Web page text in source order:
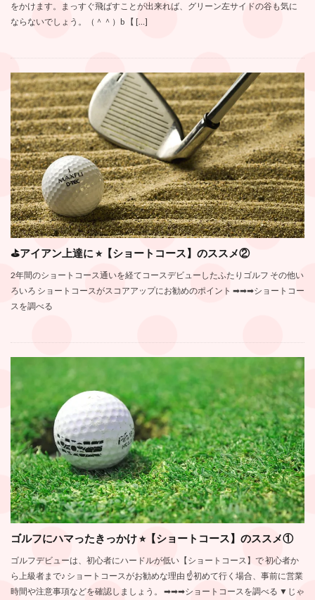
をかけます。まっすぐ飛ばすことが出来れば、グリーン左サイドの谷も気に
ならないでしょう。（＾＾）b 【 […]
⛳️アイアン上達に ⭐︎【ショートコース】のススメ②
2年間のショートコース通いを経てコースデビューしたふたりゴルフ その他い
ろいろ ショートコースがスコアアップにお勧めのポイント ➡︎➡︎➡︎ショートコー
スを調べる
ゴルフにハマったきっかけ ⭐︎【ショートコース】のススメ①
ゴルフデビューは、初心者にハードルが低い【ショートコース】で 初心者か
ら上級者まで♪ ショートコースがお勧めな理由 ☝️初めて行く場合、事前に営業
時間や注意事項などを確認しましょう。 ➡︎➡︎➡︎ショートコースを調べる ▼じゃ